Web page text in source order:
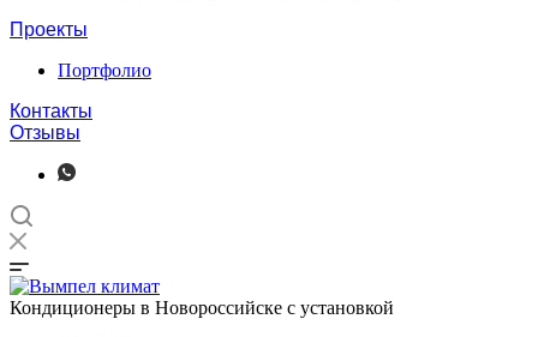
Проекты
Портфолио
Контакты
Отзывы
Кондиционеры в Новороссийске с установкой